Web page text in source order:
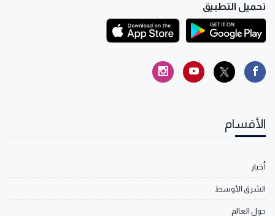
تحميل التطبيق
الأقسام
أخبار
الشرق الأوسط
حول العالم